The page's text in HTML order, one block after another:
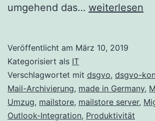
umgehend das… Umzug
Servern:
spürbare
Entlastung
weiterlesen
Veröffentlicht am März 10, 2019
Kategorisiert als IT
Verschlagwortet mit dsgvo, dsgvo-
Mail-Archivierung, made in Germany,
Umzug, mailstore, mailstore server,
Outlook-Integration, Produktivität